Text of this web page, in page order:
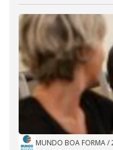
MUNDO BOA FORMA/